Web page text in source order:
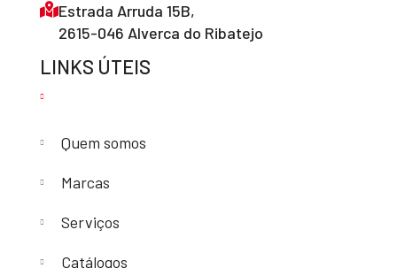
Estrada Arruda 15B,
2615-046 Alverca do Ribatejo
LINKS ÚTEIS
Quem somos
Marcas
Serviços
Catálogos